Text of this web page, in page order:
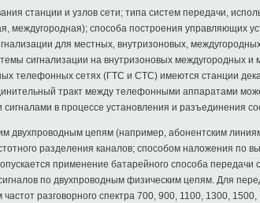
станции и узлов сети; типа систем передачи,
междугородная); способа построения управляющих
для местных, внутризоновых,
сигнализации на внутризоновых междугородных
телефонных сетях (ГТС и СТС) имеются станции
тракт между телефонными аппаратами
в процессе установления и разъединения
цепям (например, абонентским
разделения каналов; способом наложения по
применение батарейного способа передачи
по двухпроводным физическим цепям. Для
разговорного спектра 700, 900, 1100, 1300,